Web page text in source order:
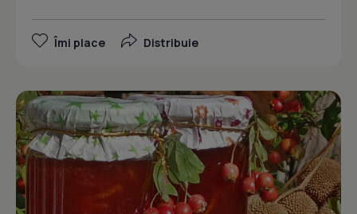
Îmi place Distribuie